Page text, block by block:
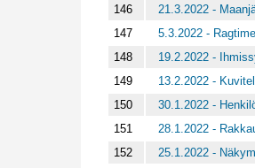
146
21.3.2022 -
147
5.3.2022 -
148
19.2.2022 -
149
13.2.2022 -
150
30.1.2022 -
151
28.1.2022 -
152
25.1.2022 -